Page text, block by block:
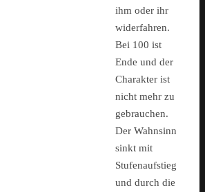
ihm oder ihr
widerfahren.
Bei 100 ist
Ende und der
Charakter ist
nicht mehr zu
gebrauchen.
Der Wahnsinn
sinkt mit
Stufenaufstieg
und durch die